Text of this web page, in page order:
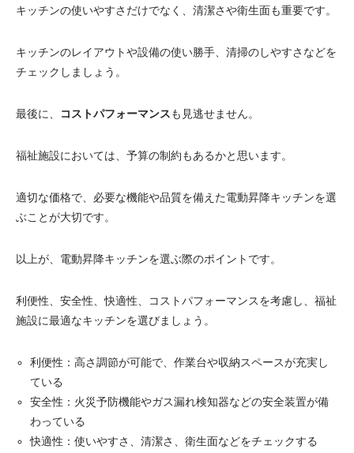
キッチンの使いやすさだけでなく、清潔さや衛生面も重要です。
キッチンのレイアウトや設備の使い勝手、清掃のしやすさなどを
チェックしましょう。
最後に、 コストパフォーマンスも見逃せません。
福祉施設においては、予算の制約もあるかと思います。
適切な価格で、必要な機能や品質を備えた電動昇降キッチンを選
ぶことが大切です。
以上が、電動昇降キッチンを選ぶ際のポイントです。
利便性、安全性、快適性、コストパフォーマンスを考慮し、福祉
施設に最適なキッチンを選びましょう。
利便性：高さ調節が可能で、作業台や収納スペースが充実し
ている
安全性：火災予防機能やガス漏れ検知器などの安全装置が備
わっている
快適性：使いやすさ、清潔さ、衛生面などをチェックする